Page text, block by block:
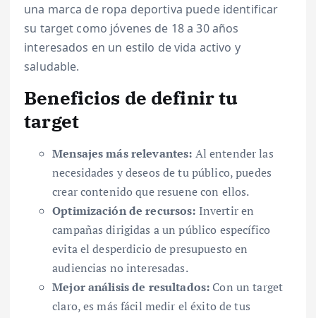
una marca de ropa deportiva puede identificar
su target como jóvenes de 18 a 30 años
interesados en un estilo de vida activo y
saludable.
Beneficios de definir tu
target
Mensajes más relevantes: Al entender las
necesidades y deseos de tu público, puedes
crear contenido que resuene con ellos.
Optimización de recursos: Invertir en
campañas dirigidas a un público específico
evita el desperdicio de presupuesto en
audiencias no interesadas.
Mejor análisis de resultados: Con un target
claro, es más fácil medir el éxito de tus